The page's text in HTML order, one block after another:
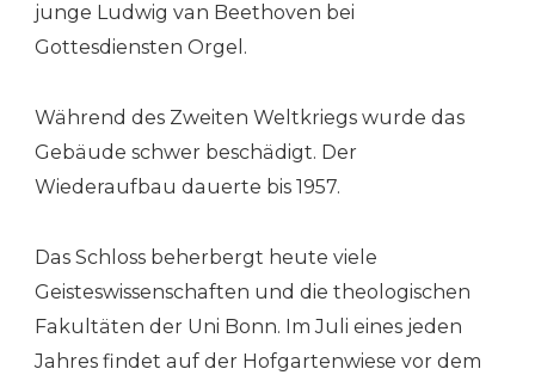
junge Ludwig van Beethoven bei
Gottesdiensten Orgel.
Während des Zweiten Weltkriegs wurde das
Gebäude schwer beschädigt. Der
Wiederaufbau dauerte bis 1957.
Das Schloss beherbergt heute viele
Geisteswissenschaften und die theologischen
Fakultäten der Uni Bonn. Im Juli eines jeden
Jahres findet auf der Hofgartenwiese vor dem